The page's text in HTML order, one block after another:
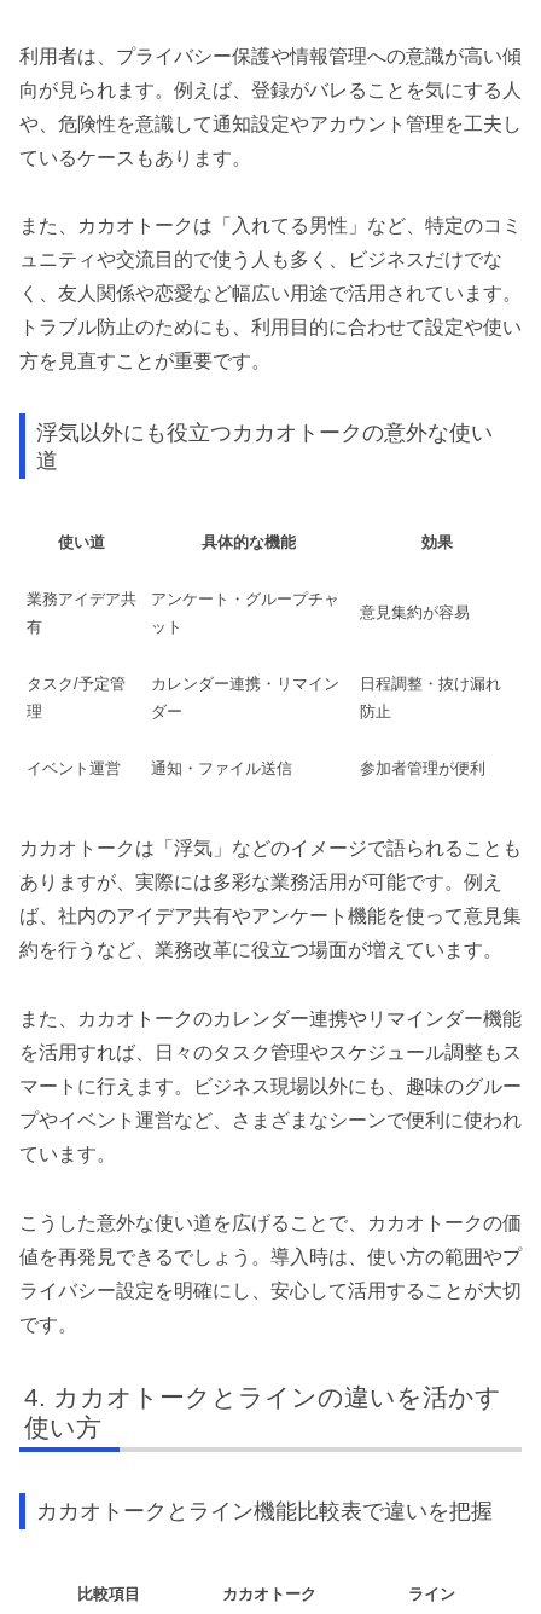
利用者は、プライバシー保護や情報管理への意識が高い傾
向が見られます。例えば、登録がバレることを気にする人
や、危険性を意識して通知設定やアカウント管理を工夫し
ているケースもあります。
また、カカオトークは「入れてる男性」など、特定のコミ
ュニティや交流目的で使う人も多く、ビジネスだけでな
く、友人関係や恋愛など幅広い用途で活用されています。
トラブル防止のためにも、利用目的に合わせて設定や使い
方を見直すことが重要です。
浮気以外にも役立つカカオトークの意外な使い
道
使い道 具体的な機能 効果
業務アイデア共
有
アンケート・グループチャ
ット
意見集約が容易
タスク/予定管
理
カレンダー連携・リマイン
ダー
日程調整・抜け漏れ
防止
イベント運営 通知・ファイル送信 参加者管理が便利
カカオトークは「浮気」などのイメージで語られることも
ありますが、実際には多彩な業務活用が可能です。例え
ば、社内のアイデア共有やアンケート機能を使って意見集
約を行うなど、業務改革に役立つ場面が増えています。
また、カカオトークのカレンダー連携やリマインダー機能
を活用すれば、日々のタスク管理やスケジュール調整もス
マートに行えます。ビジネス現場以外にも、趣味のグルー
プやイベント運営など、さまざまなシーンで便利に使われ
ています。
こうした意外な使い道を広げることで、カカオトークの価
値を再発見できるでしょう。導入時は、使い方の範囲やプ
ライバシー設定を明確にし、安心して活用することが大切
です。
カカオトークとラインの違いを活かす
使い方
カカオトークとライン機能比較表で違いを把握
比較項目 カカオトーク ライン